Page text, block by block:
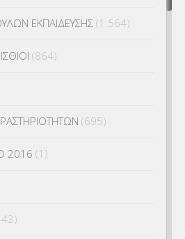
ΕΚΠΑΙΔΕΥΣΗΣ (1.564)
(864)
(695)
2016 (1)